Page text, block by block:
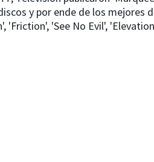
y por ende de los mejores
'Friction', 'See No Evil',